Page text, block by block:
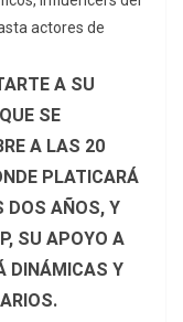
actores de
A SU
SE
A LAS 20
PLATICARÁ
DOS AÑOS, Y
SU APOYO A
DINÁMICAS Y